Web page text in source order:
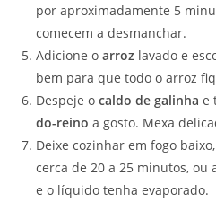
por aproximadamente 5
comecem a desmanchar.
Adicione o arroz lavado e
bem para que todo o arroz
Despeje o caldo de galinha e
do-reino a gosto. Mexa
Deixe cozinhar em fogo
cerca de 20 a 25 minutos, ou
e o líquido tenha evaporado.